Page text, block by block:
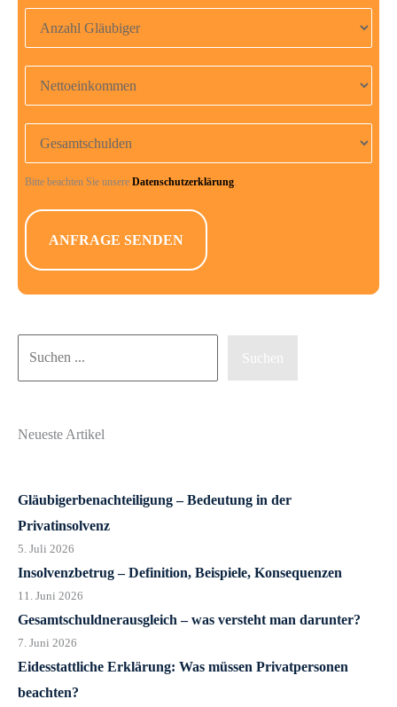
Anzahl Gläubiger
Nettoeinkommen
Gesamtschulden
Bitte beachten Sie unsere Datenschutzerklärung
Suchen
Neueste Artikel
Gläubigerbenachteiligung – Bedeutung in der
Privatinsolvenz
5. Juli 2026
Insolvenzbetrug – Definition, Beispiele, Konsequenzen
11. Juni 2026
Gesamtschuldnerausgleich – was versteht man darunter?
7. Juni 2026
Eidesstattliche Erklärung: Was müssen Privatpersonen
beachten?